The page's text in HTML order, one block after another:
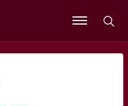
Ouvrir
le